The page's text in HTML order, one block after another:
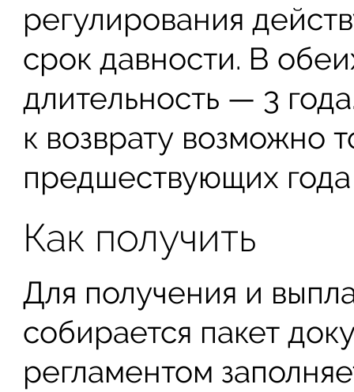
регулирования
срок давности. В
длительность — 3
к возврату возможно
предшествующих
Как получить
Для получения и
собирается пакет
регламентом